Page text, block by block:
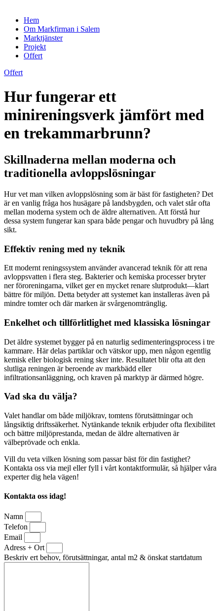
Hem
Om Markfirman i Salem
Marktjänster
Projekt
Offert
Offert
Hur fungerar ett
minireningsverk jämfört med
en trekammarbrunn?
Skillnaderna mellan moderna och
traditionella avloppslösningar
Hur vet man vilken avloppslösning som är bäst för fastigheten? Det
är en vanlig fråga hos husägare på landsbygden, och valet står ofta
mellan moderna system och de äldre alternativen. Att förstå hur
dessa system fungerar kan spara både pengar och huvudbry på lång
sikt.
Effektiv rening med ny teknik
Ett modernt reningssystem använder avancerad teknik för att rena
avloppsvatten i flera steg. Bakterier och kemiska processer bryter
ner föroreningarna, vilket ger en mycket renare slutprodukt—klart
bättre för miljön. Detta betyder att systemet kan installeras även på
mindre tomter och där marken är svårgenomtränglig.
Enkelhet och tillförlitlighet med klassiska lösningar
Det äldre systemet bygger på en naturlig sedimenteringsprocess i tre
kammare. Här delas partiklar och vätskor upp, men någon egentlig
kemisk eller biologisk rening sker inte. Resultatet blir ofta att den
slutliga reningen är beroende av markbädd eller
infiltrationsanläggning, och kraven på marktyp är därmed högre.
Vad ska du välja?
Valet handlar om både miljökrav, tomtens förutsättningar och
långsiktig driftssäkerhet. Nytänkande teknik erbjuder ofta flexibilitet
och bättre miljöprestanda, medan de äldre alternativen är
välbeprövade och enkla.
Vill du veta vilken lösning som passar bäst för din fastighet?
Kontakta oss via mejl eller fyll i vårt kontaktformulär, så hjälper våra
experter dig hela vägen!
Kontakta oss idag!
Namn
Telefon
Email
Adress + Ort
Beskriv ert behov, förutsättningar, antal m2 & önskat startdatum